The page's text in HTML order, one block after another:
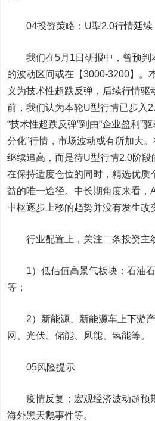
04投资策略：U型2.0行情延
我们在5月1日研报中，曾预判
的波动区间或在【3000-3200】。
义为技术性超跌反弹，后续行情驱
前，我们认为本轮U型行情已步入
“技术性超跌反弹”到由“企业盈利”
分化”行情，市场波动或有所加大
继续追高，而是待U型行情2.0阶段
在保持适度仓位的同时，精选优质
益的唯一途径。中长期角度来看，
中枢逐步上移的趋势并没有发生改
行业配置上，关注二条投资主
1）低估值高景气板块：石油石
等；
2）新能源、新能源车上下游产
网、光伏、储能、风能、氢能等。
05风险提示
疫情反复；宏观经济波动超预
海外黑天鹅事件等。